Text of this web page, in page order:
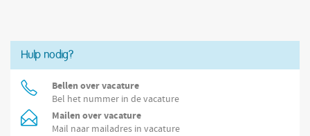
Hulp nodig?
Bellen over vacature
Bel het nummer in de vacature
Mailen over vacature
Mail naar mailadres in vacature